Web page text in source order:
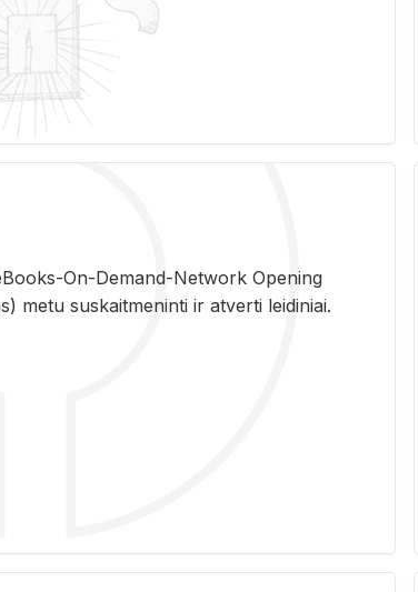
On-De­mand-Ne­twork Ope­ning
metu su­skait­me­nin­ti ir at­ver­ti lei­di­niai.